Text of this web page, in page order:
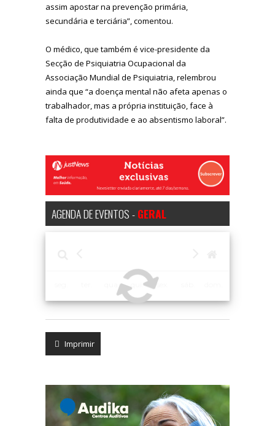
assim apostar na prevenção primária,
secundária e terciária”, comentou.
O médico, que também é vice-presidente da
Secção de Psiquiatria Ocupacional da
Associação Mundial de Psiquiatria, relembrou
ainda que “a doença mental não afeta apenas o
trabalhador, mas a própria instituição, face à
falta de produtividade e ao absentismo laboral”.
AGENDA DE EVENTOS -GERAL
qua. qui. sex.
Imprimir